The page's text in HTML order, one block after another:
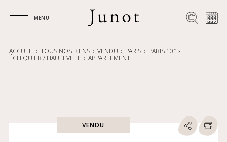
MENU
ACCUEIL TOUS NOS BIENS VENDU PARIS PARIS 10E
ÉCHIQUIER / HAUTEVILLE APPARTEMENT
VENDU